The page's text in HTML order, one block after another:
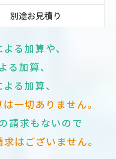
別途お見積り
る加算や、
る加算、
る加算、
一切ありません。
請求もないので
はございません。